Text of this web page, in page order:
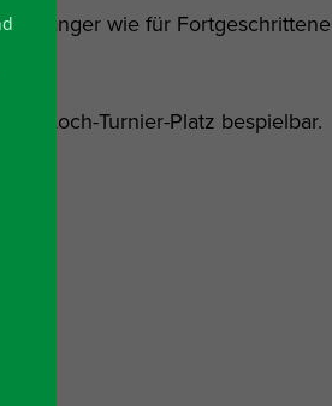
Anfänger wie für Fortgeschrittene
9-Loch-Turnier-Platz bespielbar.